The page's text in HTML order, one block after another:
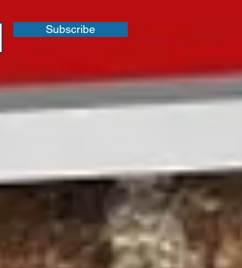
Subscribe